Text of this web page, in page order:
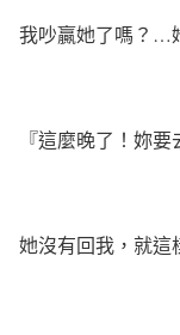
我吵贏她了嗎？ …
『這麼晚了！妳
她沒有回我，就這